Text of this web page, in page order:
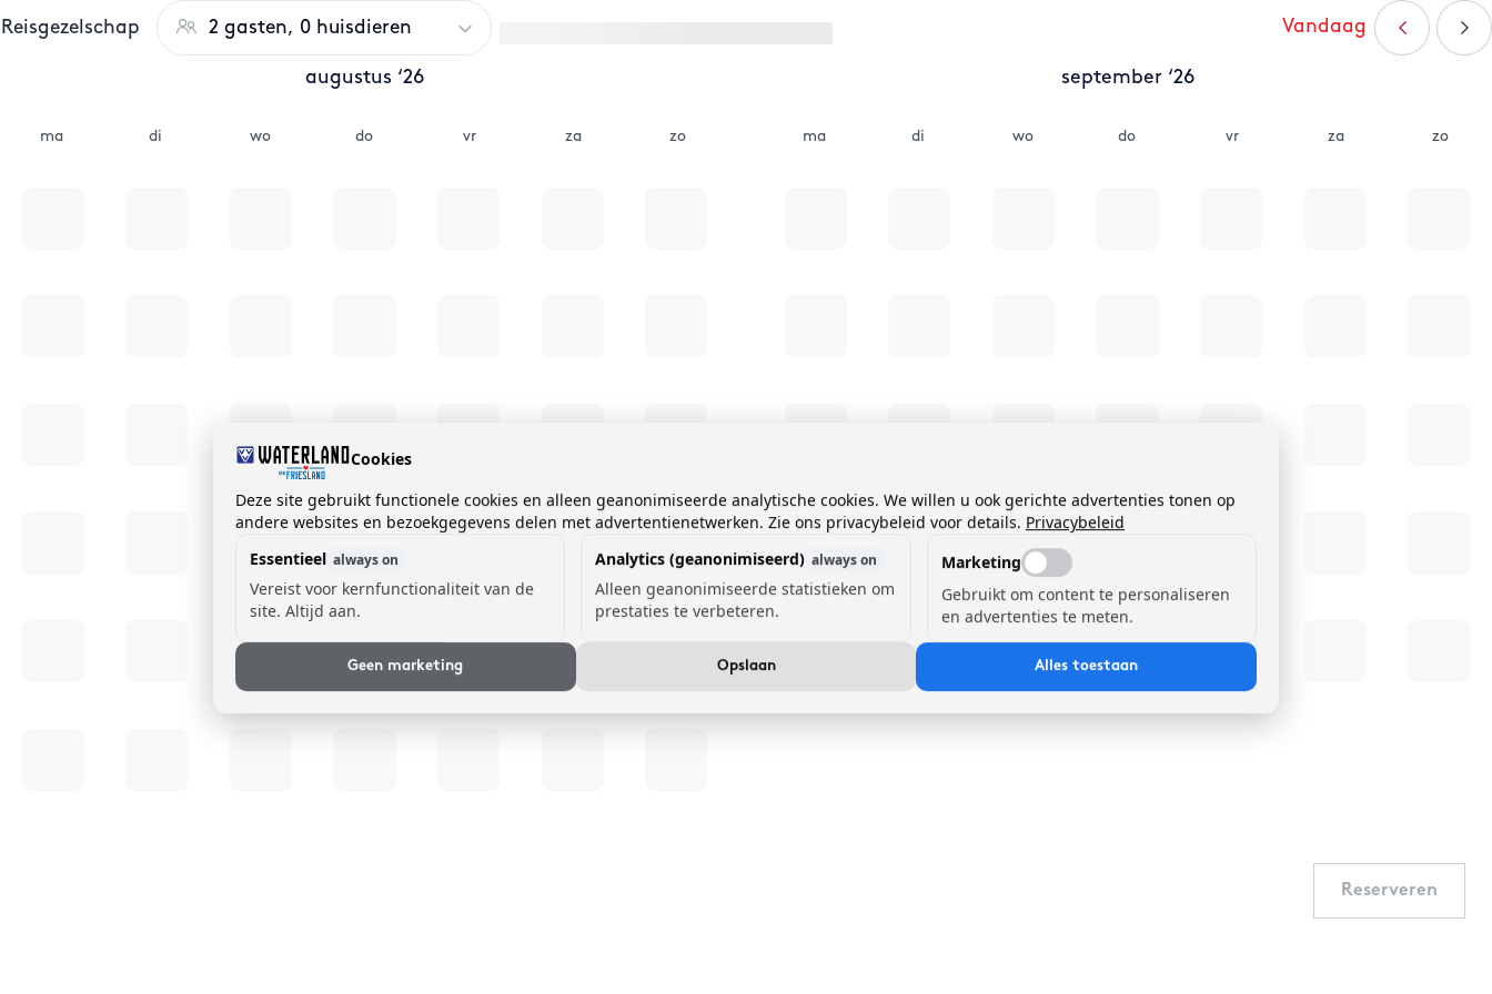
Reisgezelschap 2 gasten, 0 huisdieren Vandaag
augustus ‘26
ma di wo do vr za zo
september ‘26
ma di wo do vr za zo
Reserveren
Cookies
Deze site gebruikt functionele cookies en alleen geanonimiseerde analytische cookies. We willen u ook gerichte advertenties tonen op
andere websites en bezoekgegevens delen met advertentienetwerken. Zie ons privacybeleid voor details. Privacybeleid
Essentieel always on
Vereist voor kernfunctionaliteit van de
site. Altijd aan.
Analytics (geanonimiseerd) always on
Alleen geanonimiseerde statistieken om
prestaties te verbeteren.
Marketing
Gebruikt om content te personaliseren
en advertenties te meten.
Geen marketing Opslaan Alles toestaan